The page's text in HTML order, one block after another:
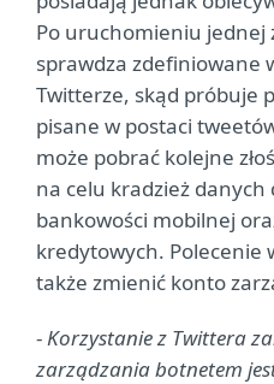
Po uruchomieniu jednej
sprawdza zdefiniowane
Twitterze, skąd próbuje
pisane w postaci
może pobrać kolejne
na celu kradzież danych
bankowości mobilnej
kredytowych. Polecenie
także zmienić konto
-Korzystanie z Twittera
zarządzania botnetem